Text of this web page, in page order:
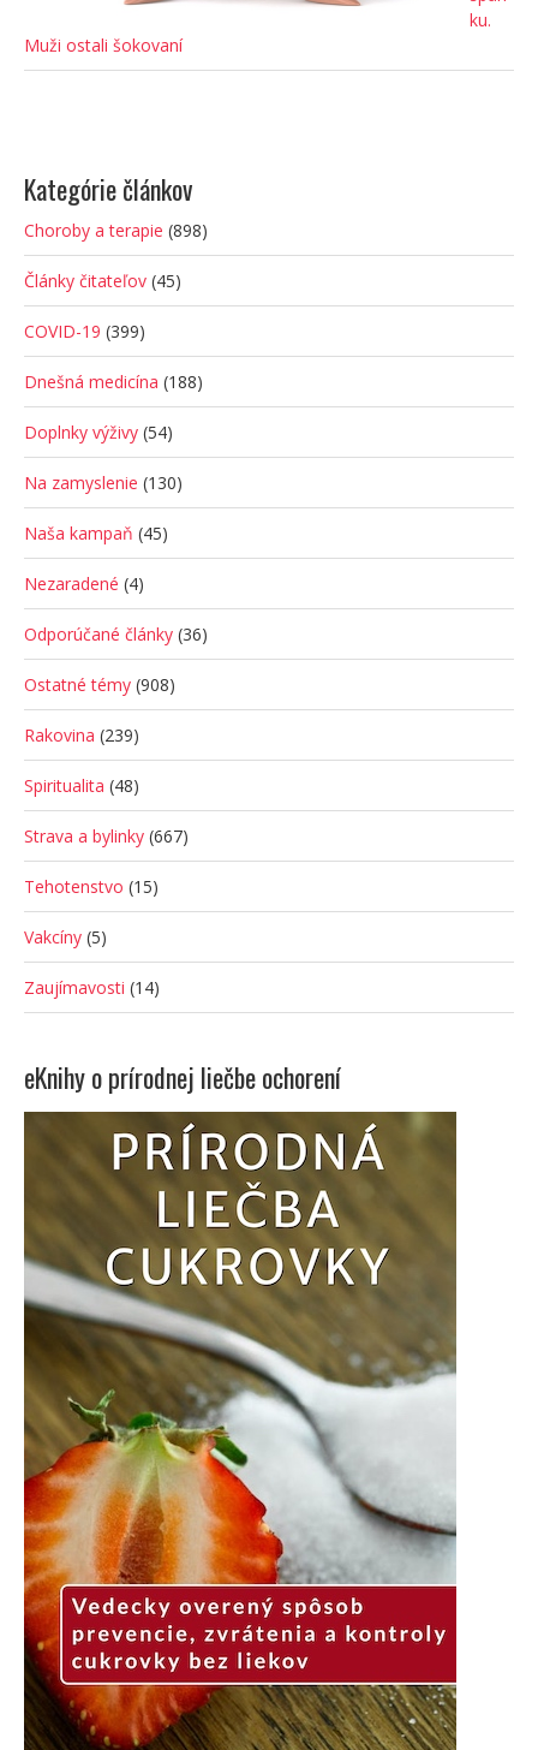
ku.
Muži ostali šokovaní
Kategórie článkov
Choroby a terapie (898)
Články čitateľov (45)
COVID-19 (399)
Dnešná medicína (188)
Doplnky výživy (54)
Na zamyslenie (130)
Naša kampaň (45)
Nezaradené (4)
Odporúčané články (36)
Ostatné témy (908)
Rakovina (239)
Spiritualita (48)
Strava a bylinky (667)
Tehotenstvo (15)
Vakcíny (5)
Zaujímavosti (14)
eKnihy o prírodnej liečbe ochorení